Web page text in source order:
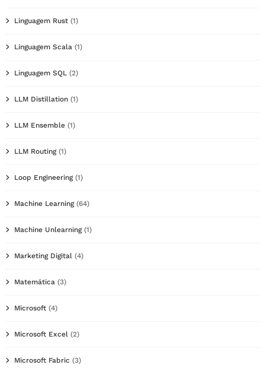
Linguagem Rust (1)
Linguagem Scala (1)
Linguagem SQL (2)
LLM Distillation (1)
LLM Ensemble (1)
LLM Routing(1)
Loop Engineering(1)
Machine Learning(64)
Machine Unlearning(1)
Marketing Digital (4)
Matemática (3)
Microsoft (4)
Microsoft Excel (2)
Microsoft Fabric (3)